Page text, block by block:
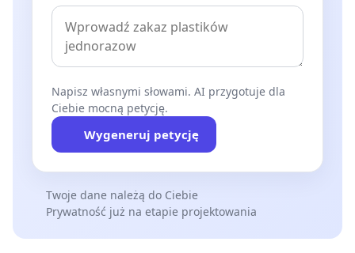
Napisz własnymi słowami. AI przygotuje dla
Ciebie mocną petycję.
Wygeneruj petycję
Twoje dane należą do Ciebie
Prywatność już na etapie projektowania